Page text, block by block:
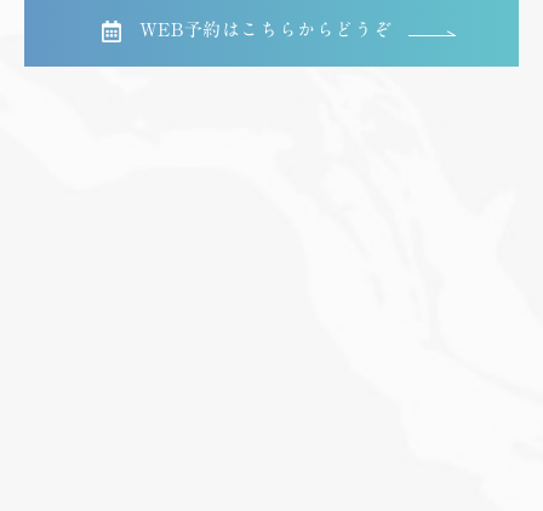
WEB予約はこちらからどうぞ